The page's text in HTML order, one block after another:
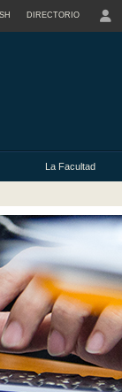
DIRECTORIO
La Facultad